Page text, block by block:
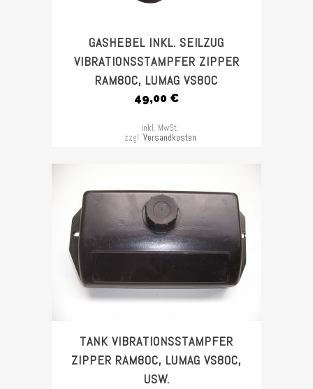
GASHEBEL INKL. SEILZUG
VIBRATIONSSTAMPFER ZIPPER
RAM80C, LUMAG VS80C
49,00 €
inkl. MwSt.
zzgl. Versandkosten
TANK VIBRATIONSSTAMPFER
ZIPPER RAM80C, LUMAG VS80C,
USW.